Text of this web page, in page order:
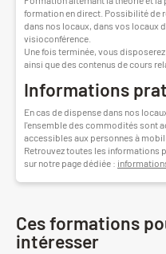
formation en direct. Possibilité de
dans nos locaux, dans vos locaux
visioconférence.
Une fois terminée, vous
ainsi que des contenus de cours
Informations
En cas de dispense dans nos
l'ensemble des commodités sont
accessibles aux personnes à
Retrouvez toutes les informations
sur notre page dédiée :
Ces formations
intéresser